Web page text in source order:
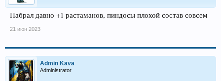
Набрал давно +1 растаманов, пиндосы плохой состав совсем
21 июн 2023
Admin Kava
Administrator